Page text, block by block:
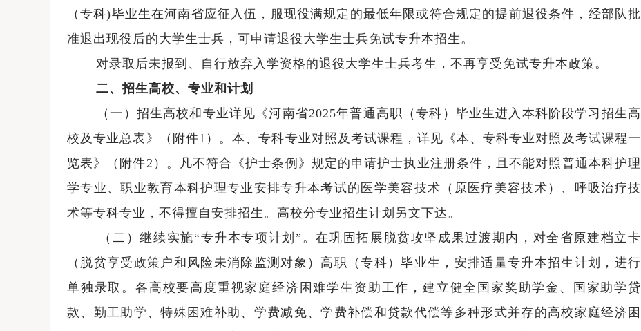
（专科)毕业生在河南省应征入伍，服现役满规定的最低年限或符合规定的提前退役条件，经部队批
准退出现役后的大学生士兵，可申请退役大学生士兵免试专升本招生。
对录取后未报到、自行放弃入学资格的退役大学生士兵考生，不再享受免试专升本政策。
二、招生高校、专业和计划
（一）招生高校和专业详见《河南省2025年普通高职（专科）毕业生进入本科阶段学习招生高
校及专业总表》（附件1）。本、专科专业对照及考试课程，详见《本、专科专业对照及考试课程一
览表》（附件2）。凡不符合《护士条例》规定的申请护士执业注册条件，且不能对照普通本科护理
学专业、职业教育本科护理专业安排专升本考试的医学美容技术（原医疗美容技术）、呼吸治疗技
术等专科专业，不得擅自安排招生。高校分专业招生计划另文下达。
（二）继续实施“专升本专项计划”。在巩固拓展脱贫攻坚成果过渡期内，对全省原建档立卡
（脱贫享受政策户和风险未消除监测对象）高职（专科）毕业生，安排适量专升本招生计划，进行
单独录取。各高校要高度重视家庭经济困难学生资助工作，建立健全国家奖助学金、国家助学贷
款、勤工助学、特殊困难补助、学费减免、学费补偿和贷款代偿等多种形式并存的高校家庭经济困
河南升学网2025年全国普通高校招生志愿填报咨询会圆满举行